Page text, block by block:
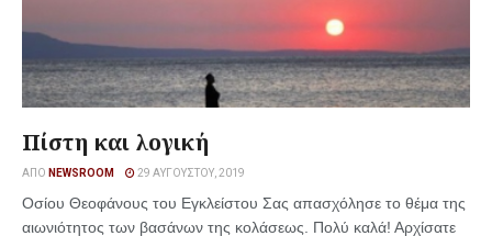
Πίστη και λογική
ΑΠΌ NEWSROOM 29 ΑΥΓΟΎΣΤΟΥ, 2019
Οσίου Θεοφάνους του Εγκλείστου Σας απασχόλησε το θέμα της
αιωνιότητος των βασάνων της κολάσεως. Πολύ καλά! Αρχίσατε